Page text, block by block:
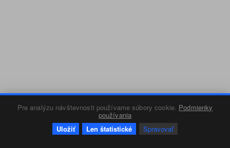
Pre analýzu návštevnosti používame súbory cookie. Podmienky
používania
Uložiť
Len štatistické Spravovať